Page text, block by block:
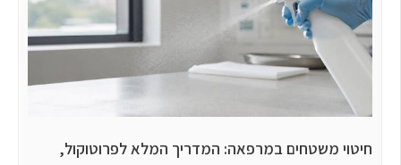
חיטוי משטחים במרפאה: המדריך המלא לפרוטוקול,